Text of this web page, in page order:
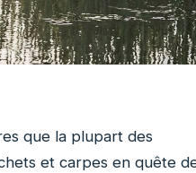
que la plupart des
et carpes en quête